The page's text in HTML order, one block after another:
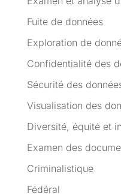
Fuite de données
Exploration de
Confidentialité des
Sécurité des
Visualisation des
Diversité, équité et
Examen des
Criminalistique
Fédéral